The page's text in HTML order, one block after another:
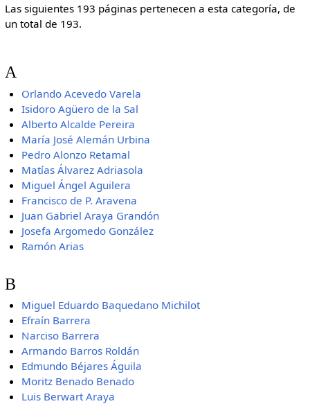
Las siguientes 193 páginas pertenecen a esta categoría, de
un total de 193.
A
Orlando Acevedo Varela
Isidoro Agüero de la Sal
Alberto Alcalde Pereira
María José Alemán Urbina
Pedro Alonzo Retamal
Matías Álvarez Adriasola
Miguel Ángel Aguilera
Francisco de P. Aravena
Juan Gabriel Araya Grandón
Josefa Argomedo González
Ramón Arias
B
Miguel Eduardo Baquedano Michilot
Efraín Barrera
Narciso Barrera
Armando Barros Roldán
Edmundo Béjares Águila
Moritz Benado Benado
Luis Berwart Araya